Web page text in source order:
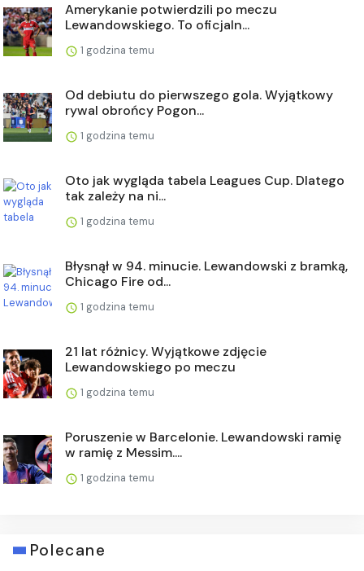
Amerykanie potwierdzili po meczu
Lewandowskiego. To oficjaln...
1 godzina temu
Od debiutu do pierwszego gola. Wyjątkowy
rywal obrońcy Pogon...
1 godzina temu
Oto jak wygląda tabela Leagues Cup. Dlatego
tak zależy na ni...
1 godzina temu
Błysnął w 94. minucie. Lewandowski z bramką,
Chicago Fire od...
1 godzina temu
21 lat różnicy. Wyjątkowe zdjęcie
Lewandowskiego po meczu
1 godzina temu
Poruszenie w Barcelonie. Lewandowski ramię
w ramię z Messim....
1 godzina temu
Polecane